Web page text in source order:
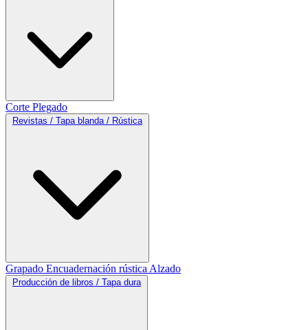
Corte Plegado
Revistas / Tapa blanda / Rústica
Grapado Encuadernación rústica Alzado
Producción de libros / Tapa dura